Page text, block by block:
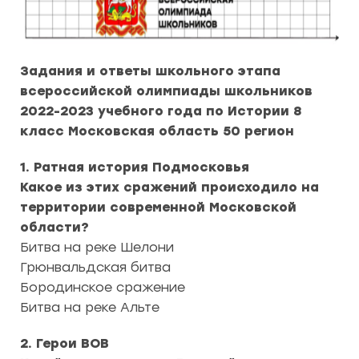
Задания и ответы школьного этапа
всероссийской олимпиады школьников
2022-2023 учебного года по Истории 8
класс Московская область 50 регион
1. Ратная история Подмосковья
Какое из этих сражений происходило на
территории современной Московской
области?
Битва на реке Шелони
Грюнвальдская битва
Бородинское сражение
Битва на реке Альте
2. Герои ВОВ